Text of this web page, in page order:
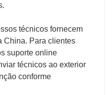
técnicos fornecem
China. Para clientes
suporte online
técnicos ao exterior
conforme